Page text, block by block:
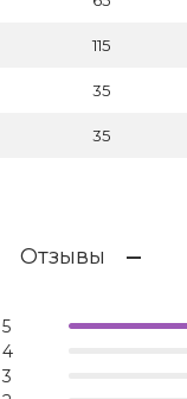
115
35
35
Отзывы
5
4
3